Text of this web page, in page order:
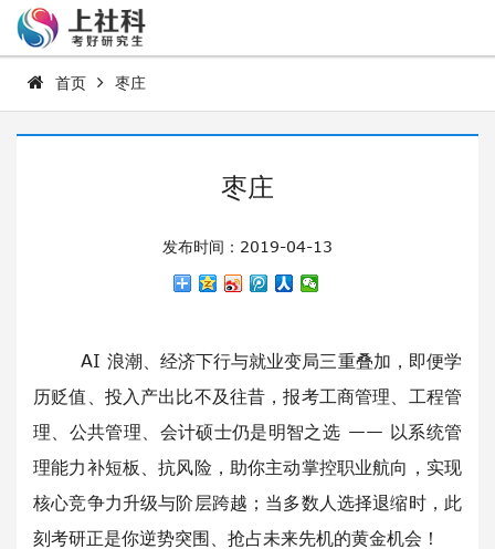
首页 枣庄
枣庄
发布时间：2019-04-13
AI 浪潮、经济下行与就业变局三重叠加，即便学
历贬值、投入产出比不及往昔，报考工商管理、工程管
理、公共管理、会计硕士仍是明智之选 —— 以系统管
理能力补短板、抗风险，助你主动掌控职业航向，实现
核心竞争力升级与阶层跨越；当多数人选择退缩时，此
刻考研正是你逆势突围、抢占未来先机的黄金机会！